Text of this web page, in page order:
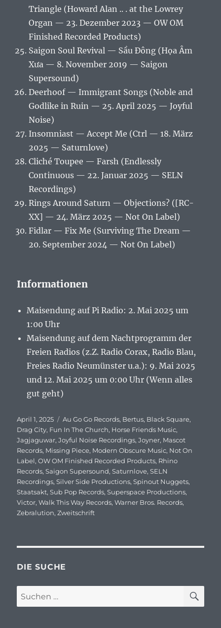
Triangle (Howard Alan .. . at the Lowrey
Organ — 23. Dezember 2023 — OW OM
Finished Recorded Products)
Saigon Soul Revival — Sầu Đông (Họa Âm
Xưa — 8. November 2019 — Saigon
Supersound)
Deerhoof — Immigrant Songs (Noble and
Godlike in Ruin — 25. April 2025 — Joyful
Noise)
Insomniast — Accept Me (Ctrl — 18. März
2025 — Saturnlove)
Cliché Toupee — Farsh (Endlessly
Continuous — 22. Januar 2025 — SELN
Recordings)
Rings Around Saturn — Objections? ([RC-
XX] — 24. März 2025 — Not On Label)
Fidlar — Fix Me (Surviving The Dream —
20. September 2024 — Not On Label)
Informationen
Maisendung auf Pi Radio: 2. Mai 2025 um
1:00 Uhr
Maisendung auf dem Nachtprogramm der
Freien Radios (z.Z. Radio Corax, Radio Blau,
Freies Radio Neumünster u.a.): 9. Mai 2025
und 12. Mai 2025 um 0:00 Uhr (Wenn alles
gut geht)
Veröffentlicht
am
April 1, 2025 Schlagwörter
Au Go Go Records, Bertus, Black Square,
Drag City, Fun In The Church, Horse Friends Music,
Jagjaguwar,Joyful Noise Recordings,Joyner, Mascot
Records, Missing Piece, Modern Obscure Music, Not On
Label,OW OM Finished Recorded Products, Rhino
Records,Saigon Supersound,Saturnlove,SELN
Recordings,Silver Side Productions,Spinout Nuggets,
Staatsakt,Sub Pop Records,Superspace Productions,
Victor,Walk This Way Records,Warner Bros. Records,
Zebralution,Zweitschrift
DIE SUCHE
Suchen
nach: